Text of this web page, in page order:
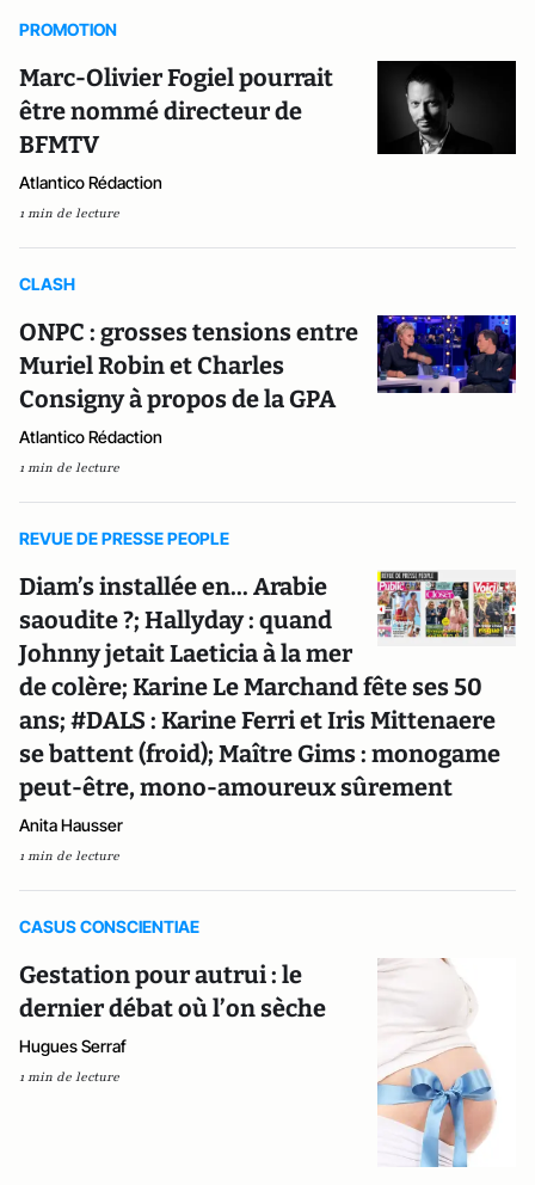
PROMOTION
Marc-Olivier Fogiel pourrait
être nommé directeur de
BFMTV
Atlantico Rédaction
1 min de lecture
CLASH
ONPC : grosses tensions entre
Muriel Robin et Charles
Consigny à propos de la GPA
Atlantico Rédaction
1 min de lecture
REVUE DE PRESSE PEOPLE
Diam’s installée en... Arabie
saoudite ?; Hallyday : quand
Johnny jetait Laeticia à la mer
de colère; Karine Le Marchand fête ses 50
ans; #DALS : Karine Ferri et Iris Mittenaere
se battent (froid); Maître Gims : monogame
peut-être, mono-amoureux sûrement
Anita Hausser
1 min de lecture
CASUS CONSCIENTIAE
Gestation pour autrui : le
dernier débat où l’on sèche
Hugues Serraf
1 min de lecture